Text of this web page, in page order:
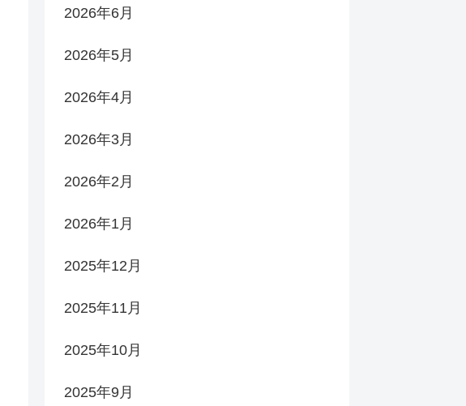
2026年6月
2026年5月
2026年4月
2026年3月
2026年2月
2026年1月
2025年12月
2025年11月
2025年10月
2025年9月